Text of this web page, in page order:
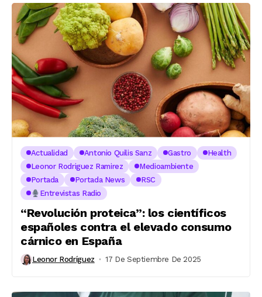
Actualidad Antonio Quilis Sanz Gastro
Health
Leonor Rodriguez Ramirez
Medioambiente
Portada
Portada News
RSC
Entrevistas Radio
“Revolución proteica”: los científicos
españoles contra el elevado consumo
cárnico en España
Leonor Rodríguez 17 De Septiembre De 2025